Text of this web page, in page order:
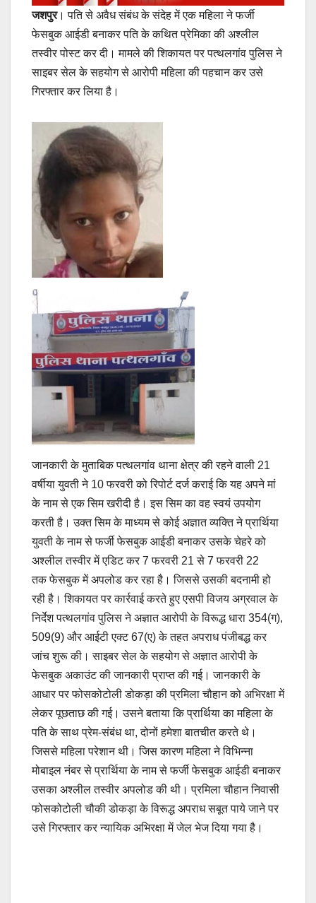
जशपुर। पति से अवैध संबंध के संदेह में एक महिला ने फर्जी
फेसबुक आईडी बनाकर पति के कथित प्रेमिका की अश्लील
तस्वीर पोस्ट कर दी। मामले की शिकायत पर पत्थलगांव पुलिस ने
साइबर सेल के सहयोग से आरोपी महिला की पहचान कर उसे
गिरफ्तार कर लिया है।
जानकारी के मुताबिक पत्थलगांव थाना क्षेत्र की रहने वाली 21
वर्षीया युवती ने 10 फरवरी को रिपोर्ट दर्ज कराई कि यह अपने मां
के नाम से एक सिम खरीदी है। इस सिम का वह स्वयं उपयोग
करती है। उक्त सिम के माध्यम से कोई अज्ञात व्यक्ति ने प्रार्थिया
युवती के नाम से फर्जी फेसबुक आईडी बनाकर उसके चेहरे को
अश्लील तस्वीर में एडिट कर 7 फरवरी 21 से 7 फरवरी 22
तक फेसबुक में अपलोड कर रहा है। जिससे उसकी बदनामी हो
रही है। शिकायत पर कार्रवाई करते हुए एसपी विजय अग्रवाल के
निर्देश पत्थलगांव पुलिस ने अज्ञात आरोपी के विरूद्ध धारा 354(ग),
509(9) और आईटी एक्ट 67(ए) के तहत अपराध पंजीबद्ध कर
जांच शुरू की। साइबर सेल के सहयोग से अज्ञात आरोपी के
फेसबुक अकाउंट की जानकारी प्राप्त की गई। जानकारी के
आधार पर फोसकोटोली डोकड़ा की प्रमिला चौहान को अभिरक्षा में
लेकर पूछताछ की गई। उसने बताया कि प्रार्थिया का महिला के
पति के साथ प्रेम-संबंध था, दोनों हमेशा बातचीत करते थे।
जिससे महिला परेशान थी। जिस कारण महिला ने विभिन्ना
मोबाइल नंबर से प्रार्थिया के नाम से फर्जी फेसबुक आईडी बनाकर
उसका अश्लील तस्वीर अपलोड की थी। प्रमिला चौहान निवासी
फोसकोटोली चौकी डोकड़ा के विरूद्ध अपराध सबूत पाये जाने पर
उसे गिरफ्तार कर न्यायिक अभिरक्षा में जेल भेज दिया गया है।